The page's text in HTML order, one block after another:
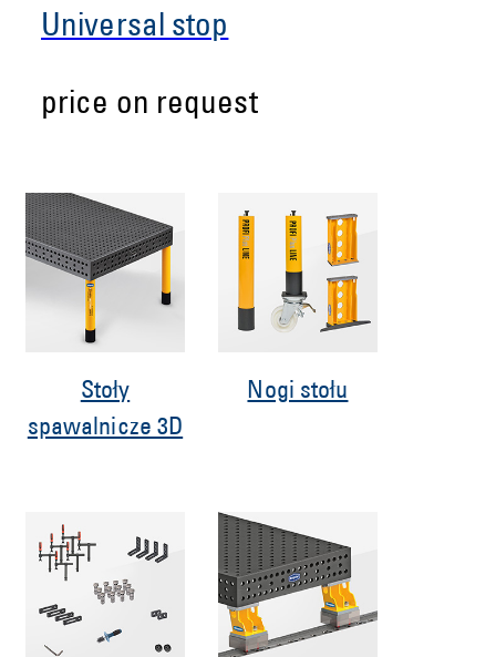
Universal stop
price on request
Stoły
spawalnicze 3D
Nogi stołu